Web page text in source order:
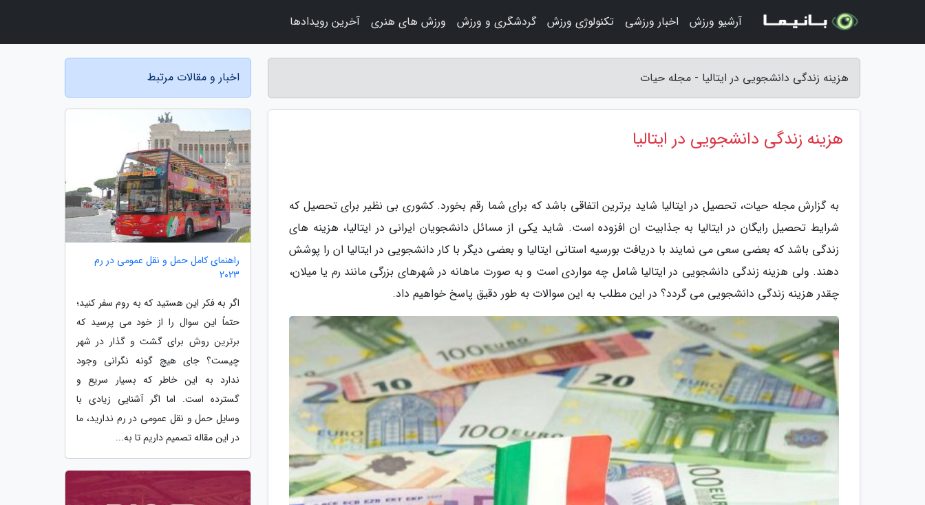
هزینه زندگی دانشجویی در ایتالیا - مجله حیات
هزینه زندگی دانشجویی در ایتالیا
به گزارش مجله حیات، تحصیل در ایتالیا شاید برترین اتفاقی باشد که برای شما رقم بخورد. کشوری بی نظیر برای تحصیل که
شرایط تحصیل رایگان در ایتالیا به جذابیت ان افزوده است. شاید یکی از مسائل دانشجویان ایرانی در ایتالیا، هزینه های
زندگی باشد که بعضی سعی می نمایند با دریافت بورسیه استانی ایتالیا و بعضی دیگر با کار دانشجویی در ایتالیا ان را پوشش
دهند. ولی هزینه زندگی دانشجویی در ایتالیا شامل چه مواردی است و به صورت ماهانه در شهرهای بزرگی مانند رم یا میلان،
چقدر هزینه زندگی دانشجویی می گردد؟ در این مطلب به این سوالات به طور دقیق پاسخ خواهیم داد.
اخبار و مقالات مرتبط
راهنمای کامل حمل و نقل عمومی در رم
2023
اگر به فکر این هستید که به روم سفر کنید؛
حتماً این سوال را از خود می پرسید که
برترین روش برای گشت و گذار در شهر
چیست؟ جای هیچ گونه نگرانی وجود
ندارد به این خاطر که بسیار سریع و
گسترده است. اما اگر آشنایی زیادی با
وسایل حمل و نقل عمومی در رم ندارید، ما
در این مقاله تصمیم داریم تا به...
آرشیو ورزش اخبار ورزشی تکنولوژی ورزش گردشگری و ورزش ورزش های هنری آخرین رویدادها